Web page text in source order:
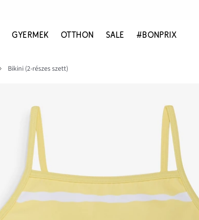
GYERMEK OTTHON SALE #BONPRIX
Bikini (2-részes szett)